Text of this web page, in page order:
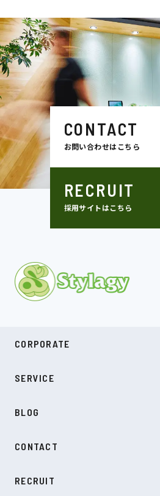
CONTACT
お問い合わせはこちら
RECRUIT
採用サイトはこちら
CORPORATE
COMPANY
NEWS
SERVICE
受託開発
BLOG
SDGs
CONTACT
RECRUIT